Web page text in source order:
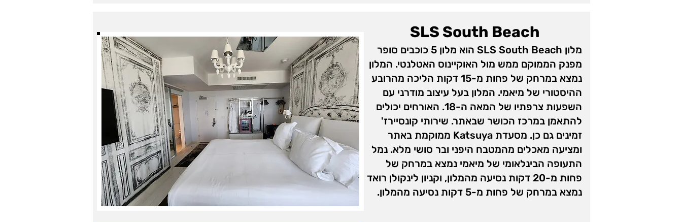
SLS South Beach
מלון SLS South Beach הוא מלון 5 כוכבים סופר
מפנק הממוקם ממש מול האוקיינוס האטלנטי. המלון
נמצא במרחק של פחות מ-15 דקות הליכה מהרובע
ההיסטורי של מיאמי. המלון בעל עיצוב מודרני עם
השפעות צרפתיו של המאה ה-18. האורחים יכולים
להתאמן במרכז הכושר שבאתר. שירותי קונסיירז'
זמינים גם כן. מסעדת Katsuya ממוקמת באתר
ומציעה מאכלים מהמטבח היפני ובר סושי מלא. נמל
התעופה הבינלאומי של מיאמי נמצא במרחק של
פחות מ-20 דקות נסיעה מהמלון, וקניון לינקולן רואד
נמצא במרחק של פחות מ-5 דקות נסיעה מהמלון.